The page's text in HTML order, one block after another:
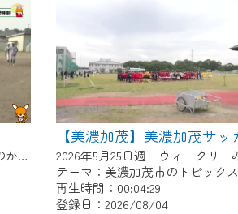
2026年6月8日週 ウィークリーみのかもにて放送
テーマ：美濃加茂市のトピックス
再生時間：00:04:29
登録日：2026/08/04